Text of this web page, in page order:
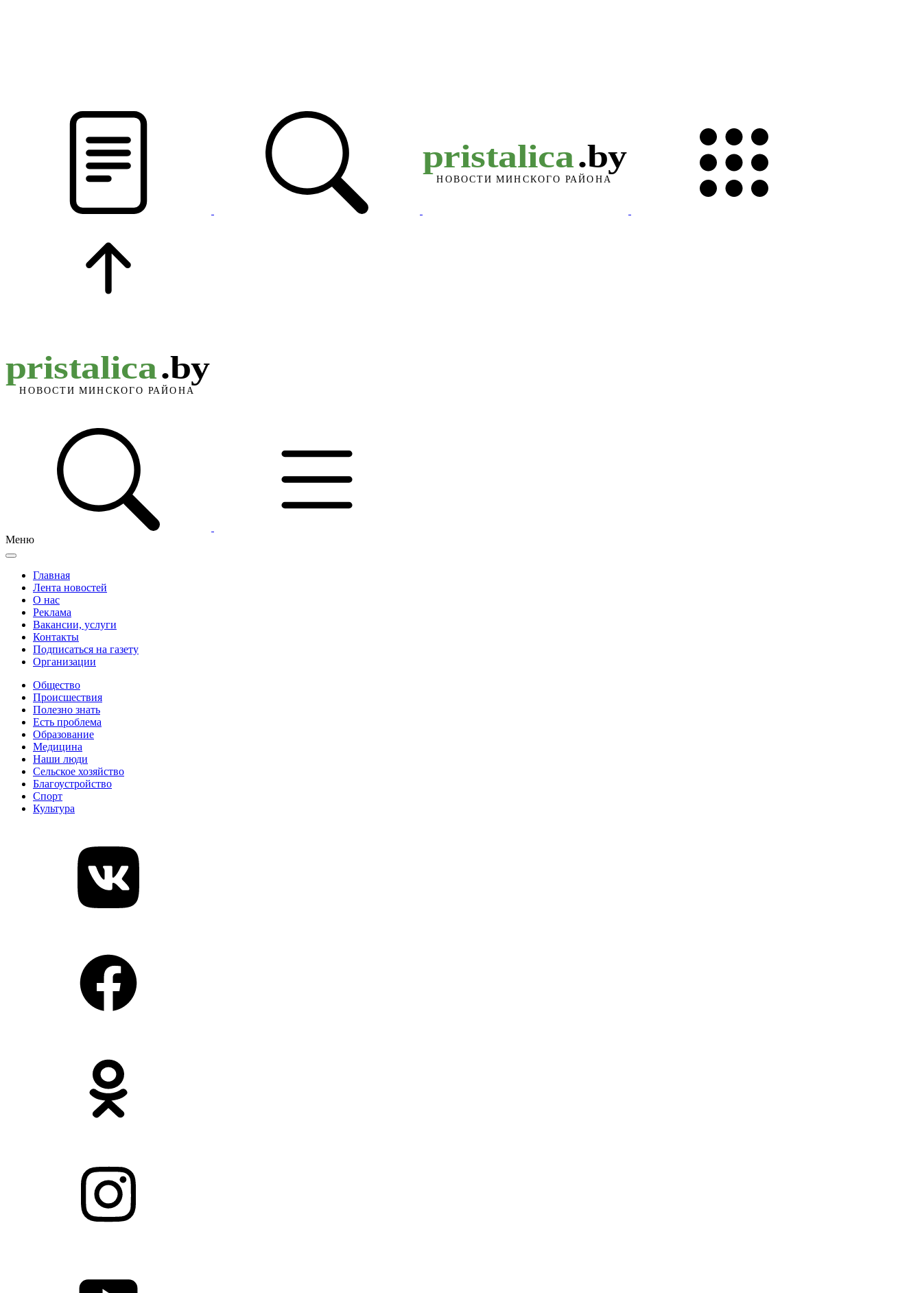
Меню
Главная
Лента новостей
О нас
Реклама
Вакансии, услуги
Контакты
Подписаться на газету
Организации
Общество
Происшествия
Полезно знать
Есть проблема
Образование
Медицина
Наши люди
Сельское хозяйство
Благоустройство
Спорт
Культура